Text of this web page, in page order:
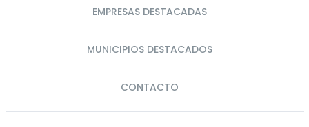
EMPRESAS DESTACADAS
MUNICIPIOS DESTACADOS
CONTACTO